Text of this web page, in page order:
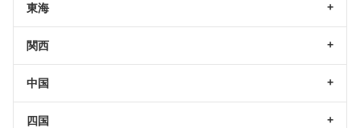
東海
関西
中国
四国